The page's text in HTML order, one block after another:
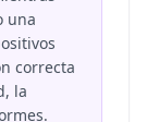
una
correcta
la